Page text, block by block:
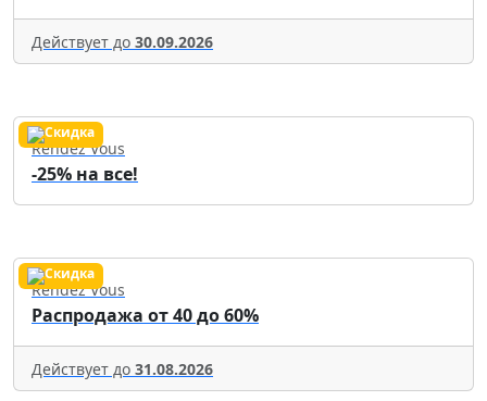
Действует до 30.09.2026
Rendez Vous
-25% на все!
Rendez Vous
Распродажа от 40 до 60%
Действует до 31.08.2026